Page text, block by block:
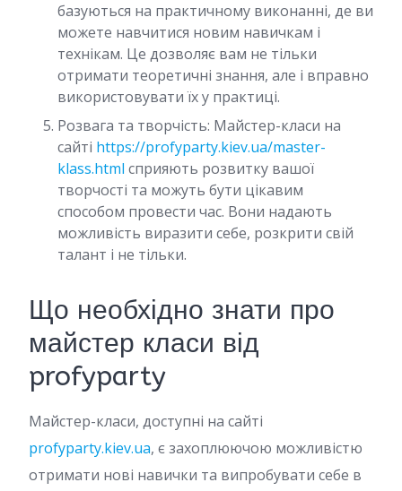
базуються на практичному виконанні, де ви
можете навчитися новим навичкам і
технікам. Це дозволяє вам не тільки
отримати теоретичні знання, але і вправно
використовувати їх у практиці.
Розвага та творчість: Майстер-класи на
сайті https://profyparty.kiev.ua/master-
klass.html сприяють розвитку вашої
творчості та можуть бути цікавим
способом провести час. Вони надають
можливість виразити себе, розкрити свій
талант і не тільки.
Що необхідно знати про
майстер класи від
profyparty
Майстер-класи, доступні на сайті
profyparty.kiev.ua, є захоплюючою можливістю
отримати нові навички та випробувати себе в